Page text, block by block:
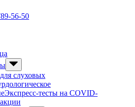
56-50
слуховых
Экспресс-тесты на COVID-